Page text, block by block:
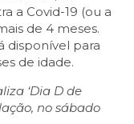
a Covid-19 (ou a
de 4 meses.
disponível para
de idade.
‘Dia D de
no sábado